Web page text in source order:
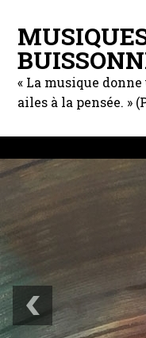
« La musique
ailes à la pensée. »